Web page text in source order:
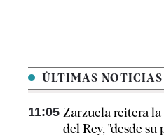
ÚLTIMAS NOTICIAS
11:05 Zarzuela reitera
del Rey, "desde su